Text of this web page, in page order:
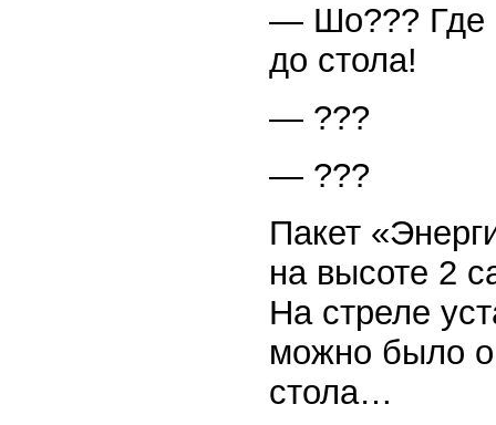
— Шо??? Где
до стола!
— ???
— ???
Пакет
на высоте 2
На стреле
можно было
стола…